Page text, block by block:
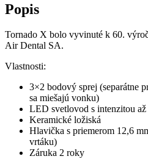
Popis
Tornado X bolo vyvinuté k 60.
Air Dental SA.
Vlastnosti:
3×2 bodový sprej (separátne
sa miešajú vonku)
LED svetlovod s intenzitou
Keramické ložiská
Hlavička s priemerom 12,6
vrtáku)
Záruka 2 roky